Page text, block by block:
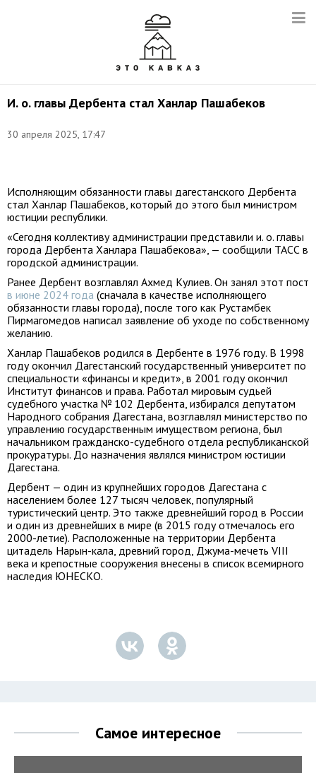
И. о. главы Дербента стал Ханлар Пашабеков
30 апреля 2025, 17:47
Исполняющим обязанности главы дагестанского Дербента
стал Ханлар Пашабеков, который до этого был министром
юстиции республики.
«Сегодня коллективу администрации представили и. о. главы
города Дербента Ханлара Пашабекова», — сообщили ТАСС в
городской администрации.
Ранее Дербент возглавлял Ахмед Кулиев. Он занял этот пост
в июне 2024 года (сначала в качестве исполняющего
обязанности главы города), после того как Рустамбек
Пирмагомедов написал заявление об уходе по собственному
желанию.
Ханлар Пашабеков родился в Дербенте в 1976 году. В 1998
году окончил Дагестанский государственный университет по
специальности «финансы и кредит», в 2001 году окончил
Институт финансов и права. Работал мировым судьей
судебного участка № 102 Дербента, избирался депутатом
Народного собрания Дагестана, возглавлял министерство по
управлению государственным имуществом региона, был
начальником гражданско-судебного отдела республиканской
прокуратуры. До назначения являлся министром юстиции
Дагестана.
Дербент — один из крупнейших городов Дагестана с
населением более 127 тысяч человек, популярный
туристический центр. Это также древнейший город в России
и один из древнейших в мире (в 2015 году отмечалось его
2000-летие). Расположенные на территории Дербента
цитадель Нарын-кала, древний город, Джума-мечеть VIII
века и крепостные сооружения внесены в список всемирного
наследия ЮНЕСКО.
Самое интересное